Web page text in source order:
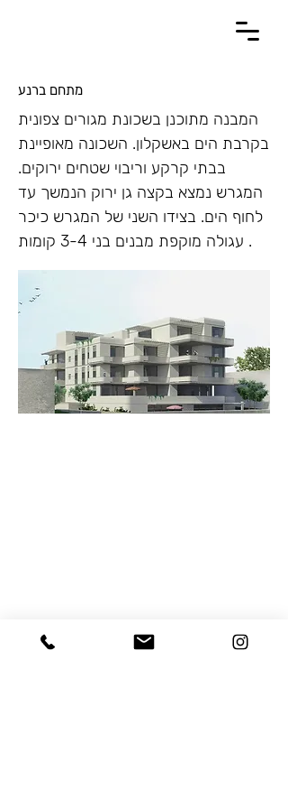
מתחם ברנע
המבנה מתוכנן בשכונת מגורים צפונית
בקרבת הים באשקלון. השכונה מאופיינת
בבתי קרקע וריבוי שטחים ירוקים.
המגרש נמצא בקצה גן ירוק הנמשך עד
לחוף הים. בצידו השני של המגרש כיכר
עגולה מוקפת מבנים בני 3-4 קומות .